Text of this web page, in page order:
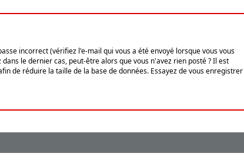
incorrect (vérifiez l'e-mail qui vous a été envoyé lorsque vous vous
le dernier cas, peut-être alors que vous n'avez rien posté ? Il est
de réduire la taille de la base de données. Essayez de vous enregistrer